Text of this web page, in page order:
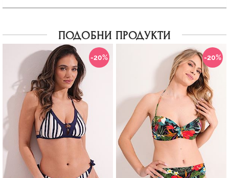
ПОДОБНИ ПРОДУКТИ
-20% -20%